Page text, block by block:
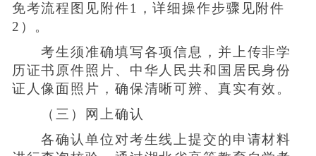
免考流程图见附件1，详细操作步骤见附件
2）。
考生须准确填写各项信息，并上传非学
历证书原件照片、中华人民共和国居民身份
证人像面照片，确保清晰可辨、真实有效。
（三）网上确认
各确认单位对考生线上提交的申请材料